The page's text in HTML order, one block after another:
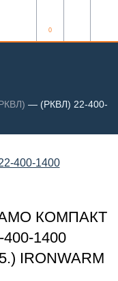
0
— (РКВЛ) 22-400-
КОМПАКТ
1400
IRONWARM